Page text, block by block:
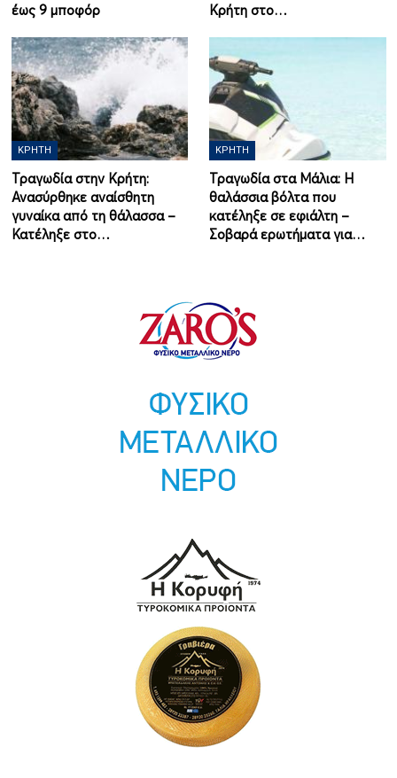
έως 9 μποφόρ
Κρήτη στο…
ΚΡΉΤΗ
Τραγωδία στην Κρήτη:
Ανασύρθηκε αναίσθητη
γυναίκα από τη θάλασσα –
Κατέληξε στο…
ΚΡΉΤΗ
Τραγωδία στα Μάλια: Η
θαλάσσια βόλτα που
κατέληξε σε εφιάλτη –
Σοβαρά ερωτήματα για…